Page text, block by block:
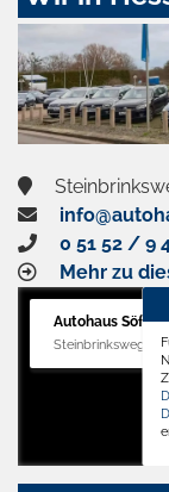
0 51 52 / 9
Mehr zu
Autohaus
Steinbrinksweg